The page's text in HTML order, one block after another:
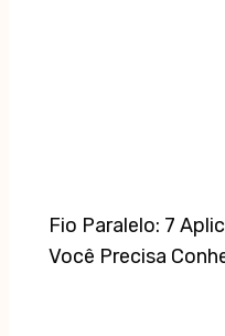
Fio Paralelo: 7
Você Precisa